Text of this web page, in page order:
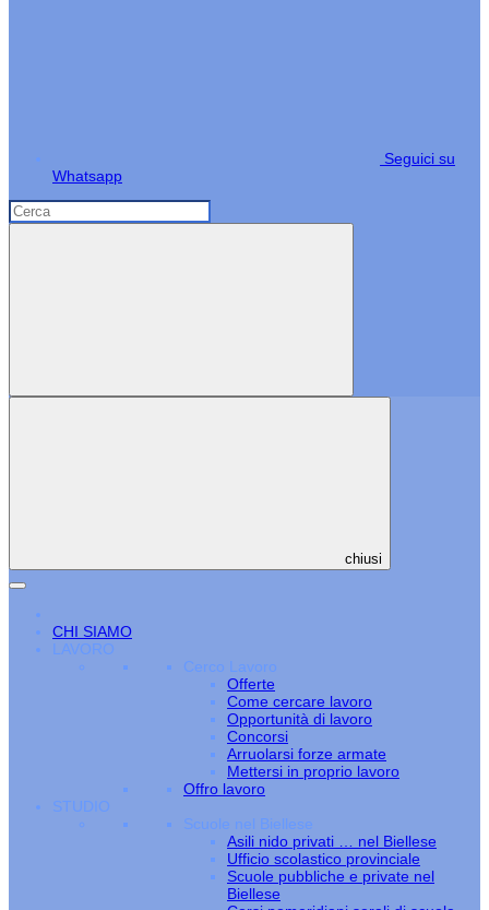
Seguici su
Whatsapp
chiusi
CHI SIAMO
LAVORO
Cerco Lavoro
Offerte
Come cercare lavoro
Opportunità di lavoro
Concorsi
Arruolarsi forze armate
Mettersi in proprio lavoro
Offro lavoro
STUDIO
Scuole nel Biellese
Asili nido privati … nel Biellese
Ufficio scolastico provinciale
Scuole pubbliche e private nel
Biellese